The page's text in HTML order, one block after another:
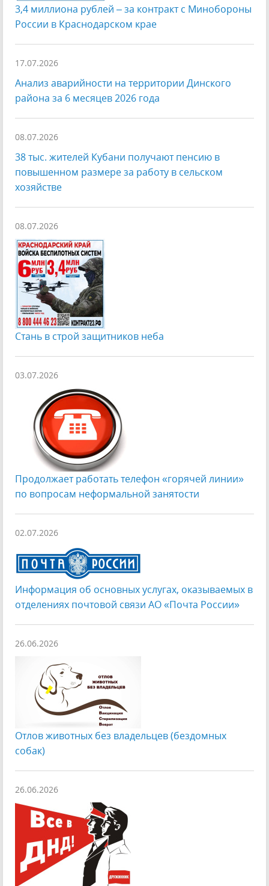
3,4 миллиона рублей – за контракт с Минобороны
России в Краснодарском крае
17.07.2026
Анализ аварийности на территории Динского
района за 6 месяцев 2026 года
08.07.2026
38 тыс. жителей Кубани получают пенсию в
повышенном размере за работу в сельском
хозяйстве
08.07.2026
Стань в строй защитников неба
03.07.2026
Продолжает работать телефон «горячей линии»
по вопросам неформальной занятости
02.07.2026
Информация об основных услугах, оказываемых в
отделениях почтовой связи АО «Почта России»
26.06.2026
Отлов животных без владельцев (бездомных
собак)
26.06.2026